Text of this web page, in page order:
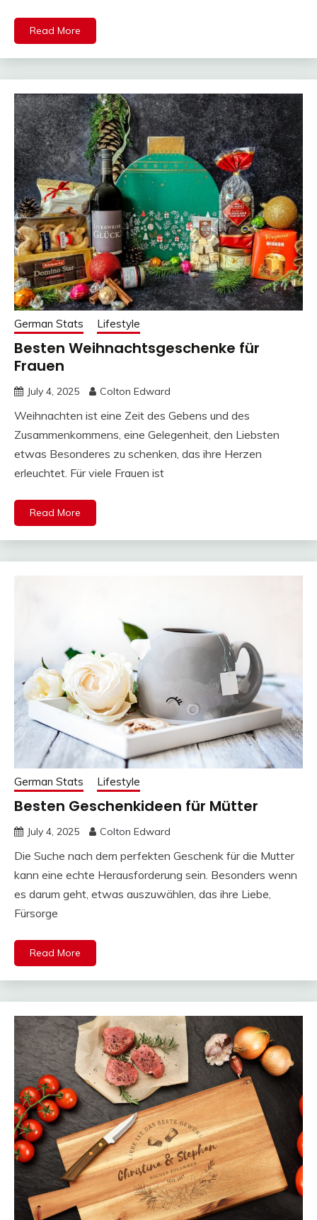
Read More
German Stats Lifestyle
Besten Weihnachtsgeschenke für
Frauen
July 4, 2025 Colton Edward
Weihnachten ist eine Zeit des Gebens und des
Zusammenkommens, eine Gelegenheit, den Liebsten
etwas Besonderes zu schenken, das ihre Herzen
erleuchtet. Für viele Frauen ist
Read More
German Stats Lifestyle
Besten Geschenkideen für Mütter
July 4, 2025 Colton Edward
Die Suche nach dem perfekten Geschenk für die Mutter
kann eine echte Herausforderung sein. Besonders wenn
es darum geht, etwas auszuwählen, das ihre Liebe,
Fürsorge
Read More